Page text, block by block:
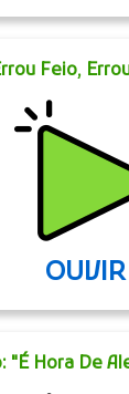
Feio,
OUVIR
"É Hora De